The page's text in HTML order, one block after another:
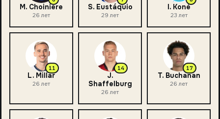
M. Choinière
26 лет
S. Eustáquio
29 лет
I. Koné
23 лет
11
L. Millar
26 лет
14
J.
Shaffelburg
26 лет
17
T. Buchanan
26 лет